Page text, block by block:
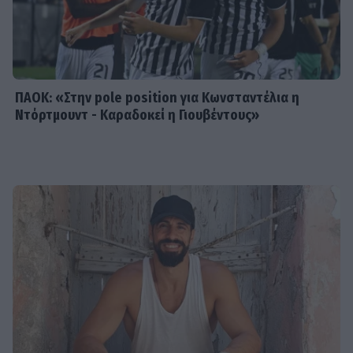
«Μια γοργόνα στην Κρήτη» -
Αποθεώθηκε η Παπουτσάκη!
Μαγνήτισε τα βλέμματα με το
καλλίγραμμο κορμί της
ΠΑΟΚ: «Στην pole position για Κωνσταντέλια η
Ντόρτμουντ - Καραδοκεί η Γιουβέντους»